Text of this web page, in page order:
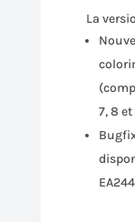
La
7, 8 et